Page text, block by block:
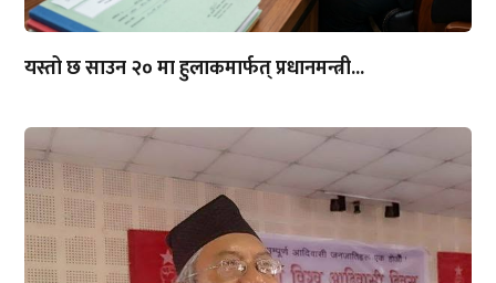
यस्तो छ साउन २० मा हुलाकमार्फत् प्रधानमन्त्री...